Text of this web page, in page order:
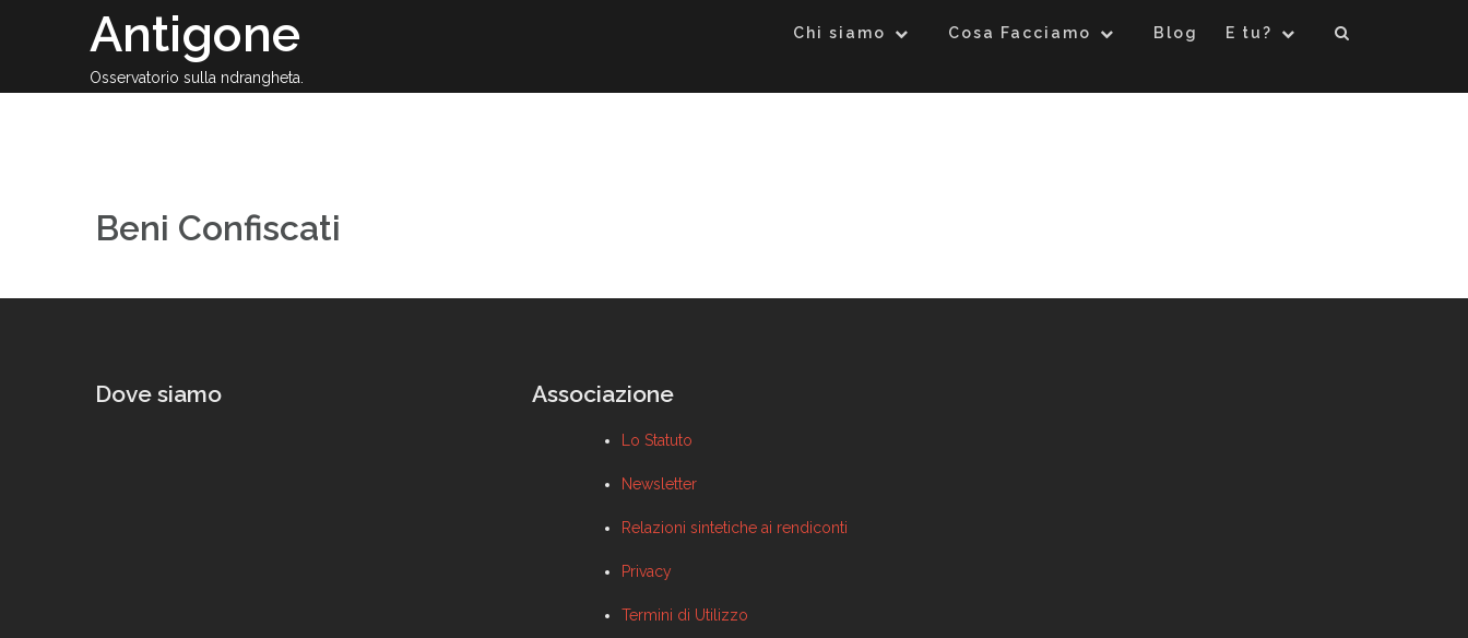
Antigone
Osservatorio sulla ndrangheta.
Chi siamo Cosa Facciamo Blog E tu?
Beni Confiscati
Dove siamo Associazione
Lo Statuto
Newsletter
Relazioni sintetiche ai rendiconti
Privacy
Termini di Utilizzo